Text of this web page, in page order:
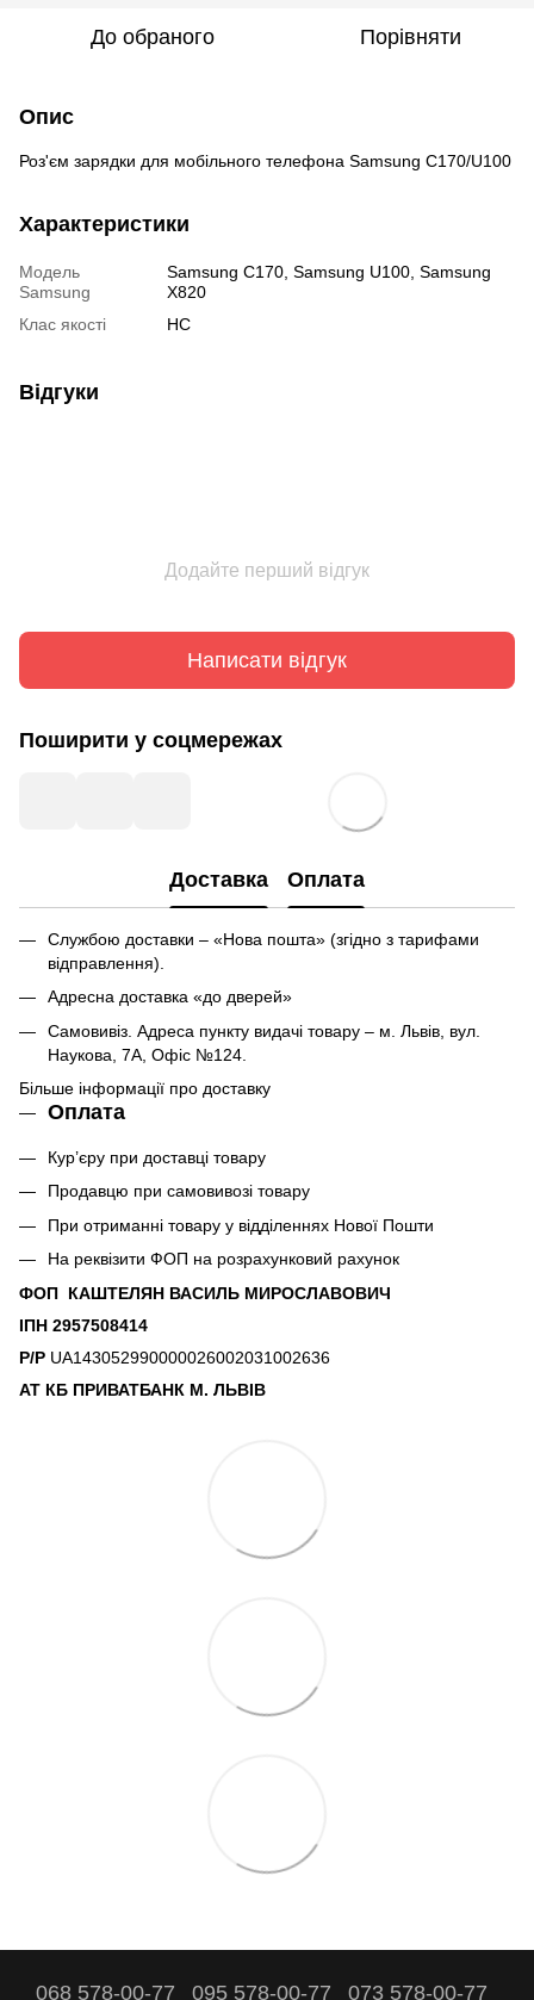
До обраного Порівняти
Опис
Роз'єм зарядки для мобільного телефона Samsung C170/U100
Характеристики
Модель
Samsung
Samsung C170 Samsung U100 Samsung
X820
Клас якості
HC
Відгуки
Додайте перший відгук
Написати відгук
Поширити у соцмережах
Доставка Оплата
Службою доставки – «Нова пошта» (згідно з тарифами
відправлення).
Адресна доставка «до дверей»
Самовивіз. Адреса пункту видачі товару – м. Львів, вул.
Наукова, 7А, Офіс №124.
Більше інформації про доставку
Оплата
Кур’єру при доставці товару
Продавцю при самовивозі товару
При отриманні товару у відділеннях Нової Пошти
На реквізити ФОП на розрахунковий рахунок
ФОП КАШТЕЛЯН ВАСИЛЬ МИРОСЛАВОВИЧ
ІПН 2957508414
Р/Р UA143052990000026002031002636
АТ КБ ПРИВАТБАНК М. ЛЬВІВ
068 578-00-77 095 578-00-77 073 578-00-77